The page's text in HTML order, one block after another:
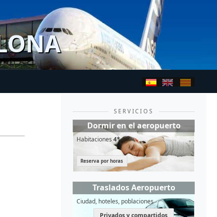
SERVICIOS
Dormir en el aeropuerto
Habitaciones4*
Reserva por horas
Traslados Aeropuerto
Ciudad, hoteles, poblaciones